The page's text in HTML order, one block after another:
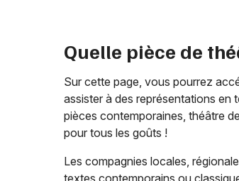
Quelle pièce de
Sur cette page, vous pourrez
assister à des représentations en
pièces contemporaines, théâtre
pour tous les goûts !
Les compagnies locales,
textes contemporains ou